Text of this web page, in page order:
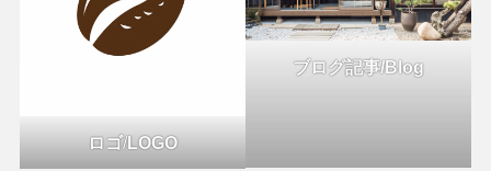
ロゴ/LOGO
ブログ記事/Blog